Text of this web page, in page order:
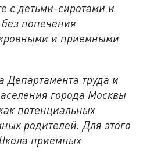
с детьми-сиротами и
попечения
и приемными
Департамента труда и
города Москвы
потенциальных
родителей. Для этого
приемных